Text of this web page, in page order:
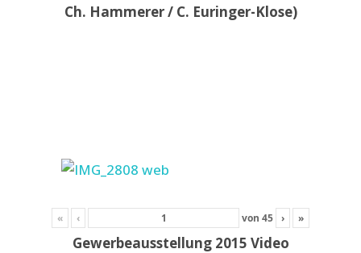
Ch. Hammerer / C. Euringer-Klose)
« ‹ von 45 › »
Gewerbeausstellung 2015 Video